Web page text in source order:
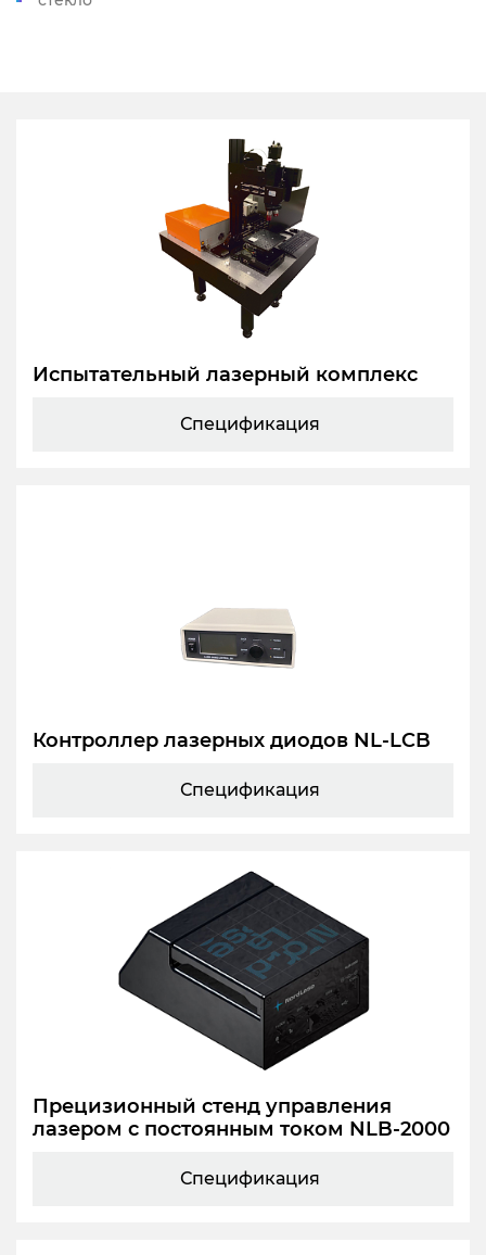
Испытательный лазерный комплекс
Спецификация
Контроллер лазерных диодов NL-LCB
Спецификация
Прецизионный стенд управления
лазером с постоянным током NLB-2000
Спецификация